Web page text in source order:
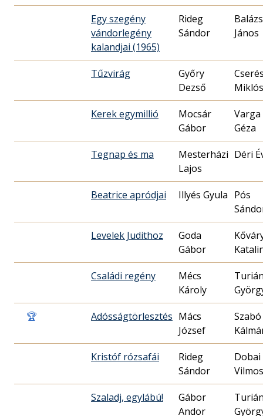
Egy szegény
vándorlegény
kalandjai (1965)
Rideg
Sándor
Balázs
János
Tűzvirág
Győry
Dezső
Kerek egymillió
Mocsár
Gábor
Varga
Géza
Tegnap és ma
Mesterházi
Lajos
Déri
Beatrice apródjai Illyés Gyula Pós
Levelek Judithoz
Goda
Gábor
Családi regény
Mécs
Károly
🏆 Adósságtörlesztés Mács
József
Szabó
Kristóf rózsafái
Rideg
Sándor
Dobai
Vilmos
Szaladj, egylábú!
Gábor
Andor